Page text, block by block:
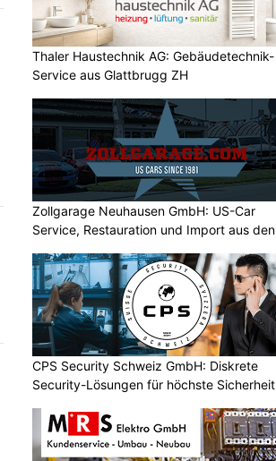
Thaler Haustechnik AG: Gebäudetechnik-
Service aus Glattbrugg ZH
Zollgarage Neuhausen GmbH: US-Car
Service, Restauration und Import aus den
CPS Security Schweiz GmbH: Diskrete
Security-Lösungen für höchste Sicherheit